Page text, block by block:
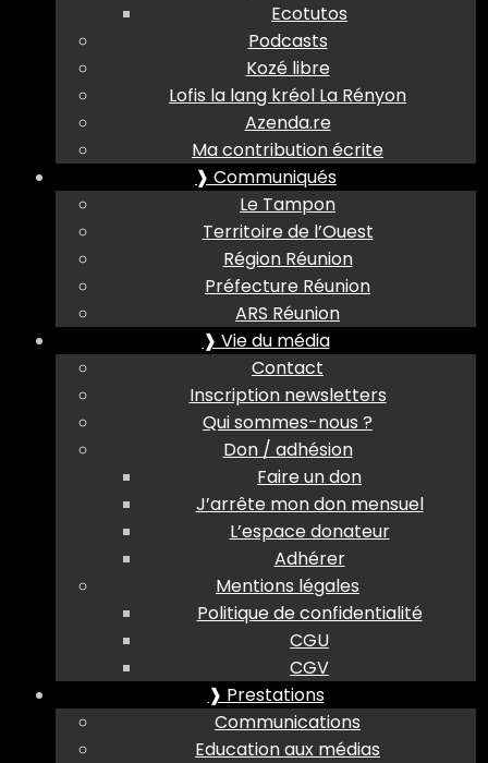
Ecotutos
Podcasts
Kozé libre
Lofis la lang kréol La Rényon
Azenda.re
Ma contribution écrite
❱ Communiqués
Le Tampon
Territoire de l’Ouest
Région Réunion
Préfecture Réunion
ARS Réunion
❱ Vie du média
Contact
Inscription newsletters
Qui sommes-nous ?
Don / adhésion
Faire un don
J’arrête mon don mensuel
L’espace donateur
Adhérer
Mentions légales
Politique de confidentialité
CGU
CGV
❱ Prestations
Communications
Education aux médias